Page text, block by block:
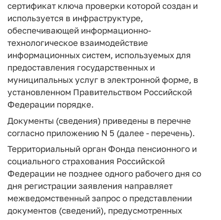
сертификат ключа проверки которой создан и
используется в инфраструктуре,
обеспечивающей информационно-
технологическое взаимодействие
информационных систем, используемых для
предоставления государственных и
муниципальных услуг в электронной форме, в
установленном Правительством Российской
Федерации порядке.
Документы (сведения) приведены в перечне
согласно приложению N 5 (далее - перечень).
Территориальный орган Фонда пенсионного и
социального страхования Российской
Федерации не позднее одного рабочего дня со
дня регистрации заявления направляет
межведомственный запрос о представлении
документов (сведений), предусмотренных